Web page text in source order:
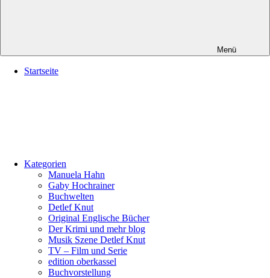
Menü
Startseite
Kategorien
Manuela Hahn
Gaby Hochrainer
Buchwelten
Detlef Knut
Original Englische Bücher
Der Krimi und mehr blog
Musik Szene Detlef Knut
TV – Film und Serie
edition oberkassel
Buchvorstellung